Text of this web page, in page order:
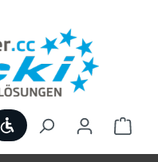
Werkzeugleiste